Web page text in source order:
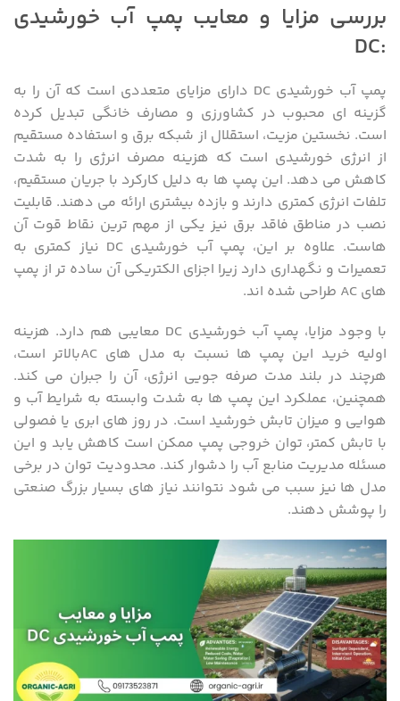
بررسی مزایا و معایب پمپ آب خورشیدی
:
DC
پمپ آب خورشیدی DC دارای مزایای متعددی است که آن را به
گزینه ‌ای محبوب در کشاورزی و مصارف خانگی تبدیل کرده
است. نخستین مزیت، استقلال از شبکه برق و استفاده مستقیم
از انرژی خورشیدی است که هزینه مصرف انرژی را به شدت
کاهش می ‌دهد. این پمپ‌ ها به دلیل کارکرد با جریان مستقیم،
تلفات انرژی کمتری دارند و بازده بیشتری ارائه می‌ دهند. قابلیت
نصب در مناطق فاقد برق نیز یکی از مهم ‌ترین نقاط قوت آن
هاست. علاوه بر این، پمپ آب خورشیدی DC نیاز کمتری به
تعمیرات و نگهداری دارد زیرا اجزای الکتریکی آن ساده ‌تر از پمپ‌
های AC طراحی شده‌ اند.
با وجود مزایا، پمپ آب خورشیدی DC معایبی هم دارد. هزینه
اولیه خرید این پمپ ‌ها نسبت به مدل‌ های ACبالاتر است،
هرچند در بلند مدت صرفه‌ جویی انرژی، آن را جبران می‌ کند.
همچنین، عملکرد این پمپ‌ ها به شدت وابسته به شرایط آب و
هوایی و میزان تابش خورشید است. در روز های ابری یا فصولی
با تابش کمتر، توان خروجی پمپ ممکن است کاهش یابد و این
مسئله مدیریت منابع آب را دشوار کند. محدودیت توان در برخی
مدل ‌ها نیز سبب می ‌شود نتوانند نیاز های بسیار بزرگ صنعتی
را پوشش دهند.